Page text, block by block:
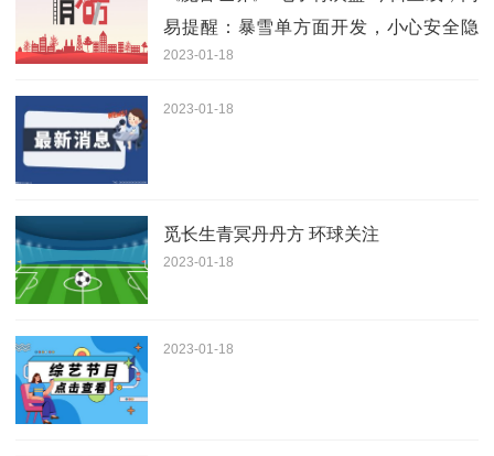
易提醒：暴雪单方面开发，小心安全隐
患
2023-01-18
2023-01-18
觅长生青冥丹丹方 环球关注
2023-01-18
2023-01-18